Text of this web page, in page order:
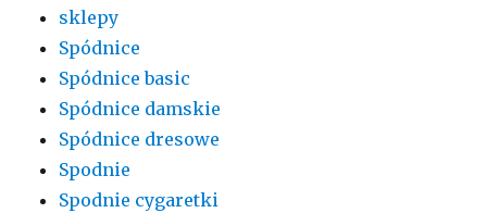
sklepy
Spódnice
Spódnice basic
Spódnice damskie
Spódnice dresowe
Spodnie
Spodnie cygaretki